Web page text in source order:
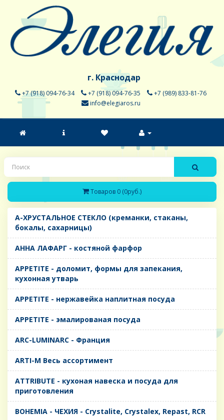
г. Краснодар
+7 (918) 094-76-34 +7 (918) 094-76-35
+7 (989) 833-81-76
info@elegiaros.ru
Товаров 0 (0руб.)
A-ХРУСТАЛЬНОЕ СТЕКЛО (креманки, стаканы,
бокалы, сахарницы)
AHHA ЛАФАРГ - костяной фарфор
APPETITE - доломит, формы для запекания,
кухонная утварь
APPETITE - нержавейка наплитная посуда
APPETITE - эмалированая посуда
ARC-LUMINARC - Франция
ARTI-M Весь ассортимент
ATTRIBUTE - кухоная навеска и посуда для
приготовления
BOHEMIA - ЧЕХИЯ - Crystalite, Crystalex, Repast, RCR